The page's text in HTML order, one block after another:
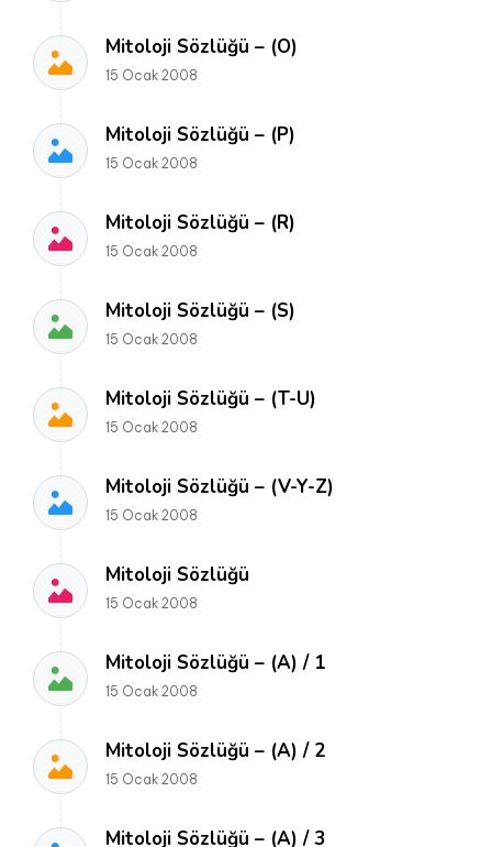
Mitoloji Sözlüğü – (O)
15 Ocak 2008
Mitoloji Sözlüğü – (P)
15 Ocak 2008
Mitoloji Sözlüğü – (R)
15 Ocak 2008
Mitoloji Sözlüğü – (S)
15 Ocak 2008
Mitoloji Sözlüğü – (T-U)
15 Ocak 2008
Mitoloji Sözlüğü – (V-Y-Z)
15 Ocak 2008
Mitoloji Sözlüğü
15 Ocak 2008
Mitoloji Sözlüğü – (A) / 1
15 Ocak 2008
Mitoloji Sözlüğü – (A) / 2
15 Ocak 2008
Mitoloji Sözlüğü – (A) / 3